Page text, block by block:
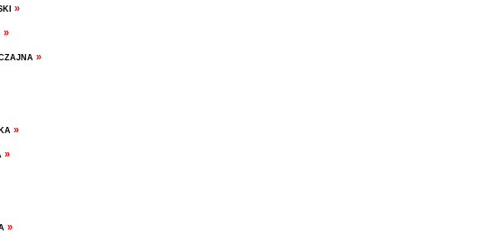
»
»
»
»
»
»